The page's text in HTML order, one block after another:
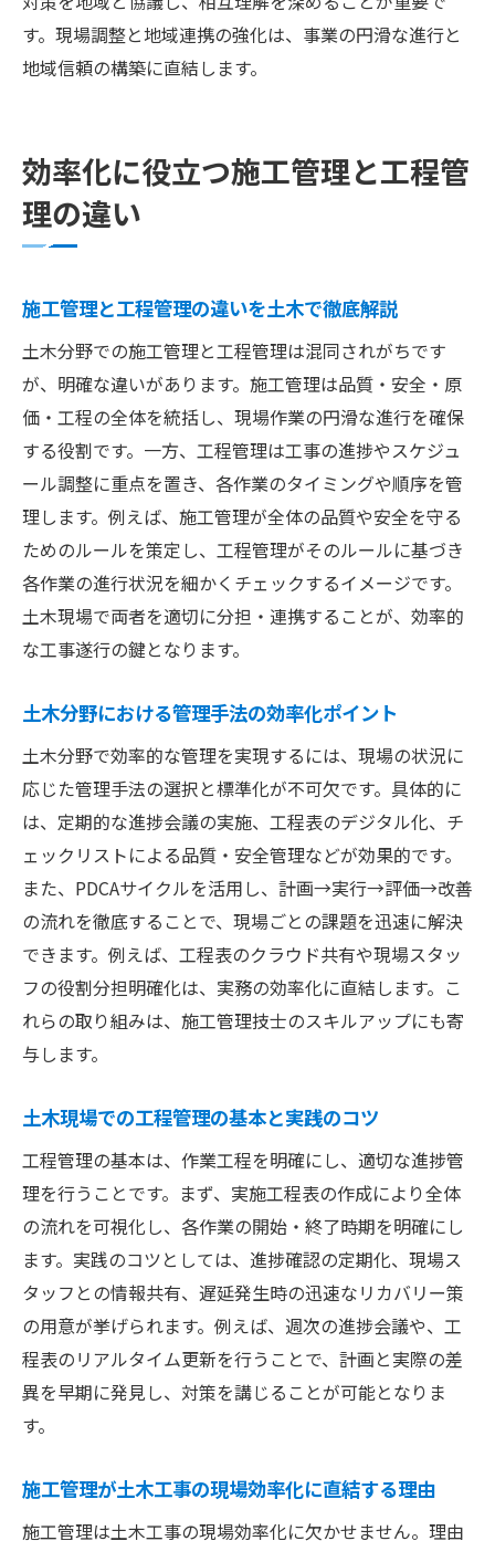
す。現場調整と地域連携の強化は、事業の円滑な進行と
地域信頼の構築に直結します。
効率化に役立つ施工管理と工程管
理の違い
施工管理と工程管理の違いを土木で徹底解説
土木分野での施工管理と工程管理は混同されがちです
が、明確な違いがあります。施工管理は品質・安全・原
価・工程の全体を統括し、現場作業の円滑な進行を確保
する役割です。一方、工程管理は工事の進捗やスケジュ
ール調整に重点を置き、各作業のタイミングや順序を管
理します。例えば、施工管理が全体の品質や安全を守る
ためのルールを策定し、工程管理がそのルールに基づき
各作業の進行状況を細かくチェックするイメージです。
土木現場で両者を適切に分担・連携することが、効率的
な工事遂行の鍵となります。
土木分野における管理手法の効率化ポイント
土木分野で効率的な管理を実現するには、現場の状況に
応じた管理手法の選択と標準化が不可欠です。具体的に
は、定期的な進捗会議の実施、工程表のデジタル化、チ
ェックリストによる品質・安全管理などが効果的です。
また、PDCAサイクルを活用し、計画→実行→評価→改善
の流れを徹底することで、現場ごとの課題を迅速に解決
できます。例えば、工程表のクラウド共有や現場スタッ
フの役割分担明確化は、実務の効率化に直結します。こ
れらの取り組みは、施工管理技士のスキルアップにも寄
与します。
土木現場での工程管理の基本と実践のコツ
工程管理の基本は、作業工程を明確にし、適切な進捗管
理を行うことです。まず、実施工程表の作成により全体
の流れを可視化し、各作業の開始・終了時期を明確にし
ます。実践のコツとしては、進捗確認の定期化、現場ス
タッフとの情報共有、遅延発生時の迅速なリカバリー策
の用意が挙げられます。例えば、週次の進捗会議や、工
程表のリアルタイム更新を行うことで、計画と実際の差
異を早期に発見し、対策を講じることが可能となりま
す。
施工管理が土木工事の現場効率化に直結する理由
施工管理は土木工事の現場効率化に欠かせません。理由